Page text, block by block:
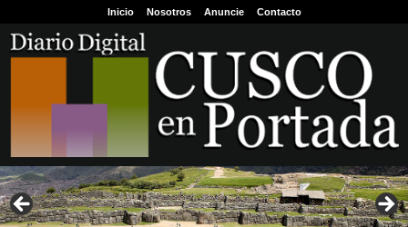
Inicio Nosotros Anuncie Contacto